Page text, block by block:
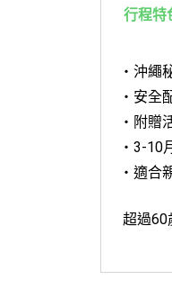
行程特
・沖繩
・安全
・附贈
・3-10
・適合
超過60